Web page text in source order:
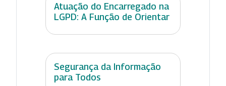
Atuação do Encarregado na
LGPD: A Função de Orientar
Segurança da Informação
para Todos